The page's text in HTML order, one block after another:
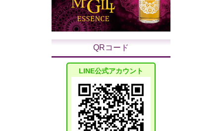
QRコード
LINE公式アカウント